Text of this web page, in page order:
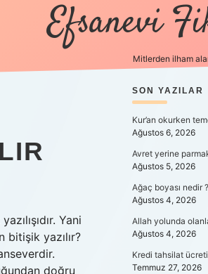
Efsanevi
Mitlerden ilham
Yani
bitişik yazılır?
doğru
SON YAZILAR
Kur’an okurken
Ağustos 6, 2026
Avret yerine
Ağustos 5, 2026
Ağaç boyası nedir ?
Ağustos 4, 2026
Allah yolunda
Ağustos 4, 2026
Kredi tahsilat
Temmuz 27, 2026